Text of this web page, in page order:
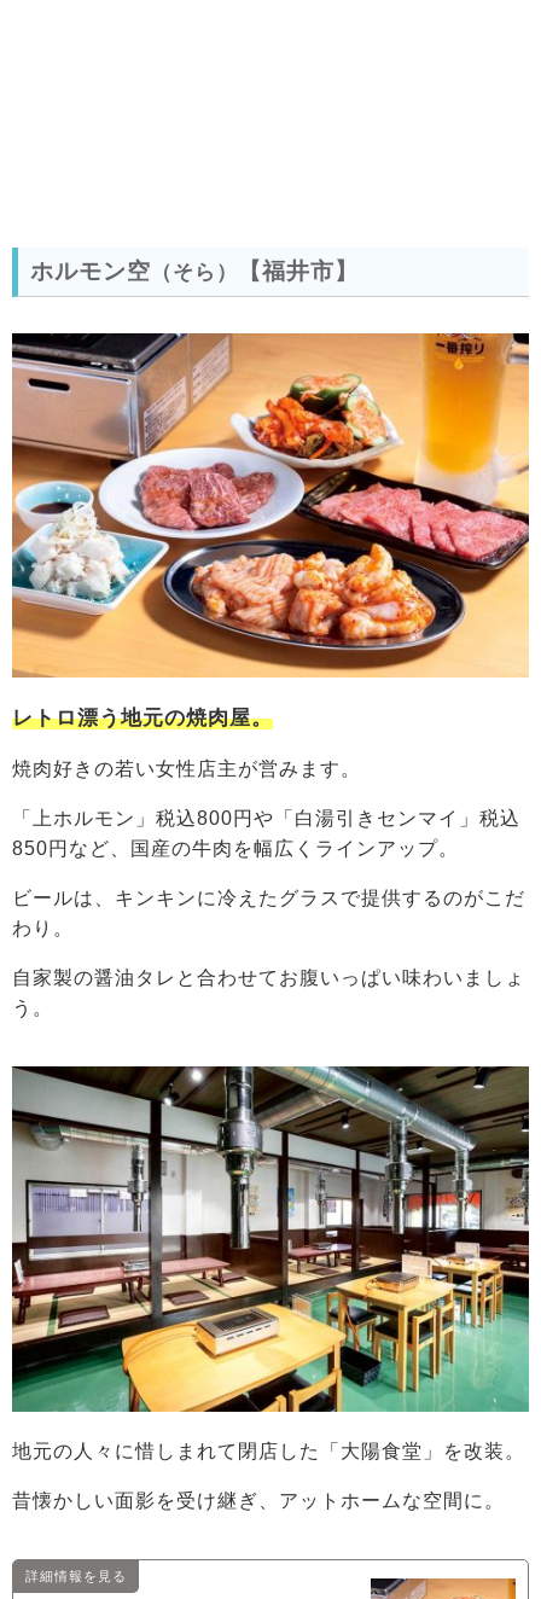
ホルモン空 （そら） 【福井市】
レトロ漂う地元の焼肉屋。
焼肉好きの若い女性店主が営みます。
「上ホルモン」税込800円や「白湯引きセンマイ」税込
850円など、国産の牛肉を幅広くラインアップ。
ビールは、キンキンに冷えたグラスで提供するのがこだ
わり。
自家製の醤油タレと合わせてお腹いっぱい味わいましょ
う。
地元の人々に惜しまれて閉店した「大陽食堂」を改装。
昔懐かしい面影を受け継ぎ、アットホームな空間に。